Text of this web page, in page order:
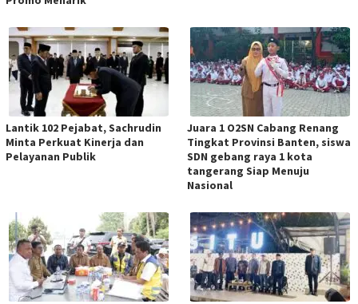
Lantik 102 Pejabat, Sachrudin
Minta Perkuat Kinerja dan
Pelayanan Publik
Juara 1 O2SN Cabang Renang
Tingkat Provinsi Banten, siswa
SDN gebang raya 1 kota
tangerang Siap Menuju
Nasional